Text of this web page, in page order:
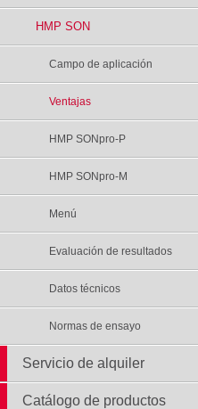
HMP SON
Campo de aplicación
Ventajas
HMP SONpro-P
HMP SONpro-M
Menú
Evaluación de resultados
Datos técnicos
Normas de ensayo
Servicio de alquiler
Catálogo de productos